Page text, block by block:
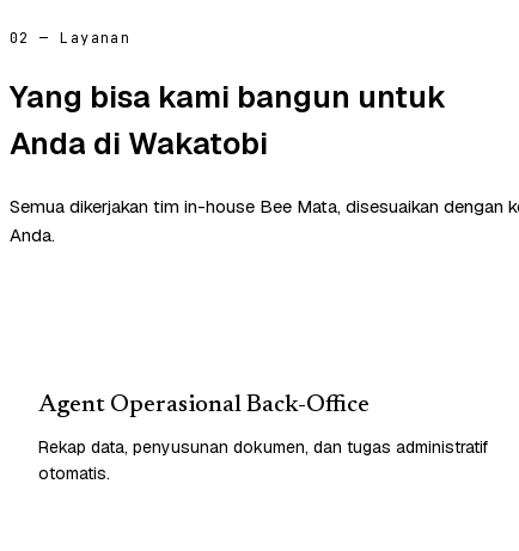
02 — Layanan
Yang bisa kami bangun untuk
Anda di Wakatobi
Semua dikerjakan tim in-house Bee Mata, disesuaikan dengan
Anda.
Agent Operasional Back-Office
Rekap data, penyusunan dokumen, dan tugas administratif
otomatis.